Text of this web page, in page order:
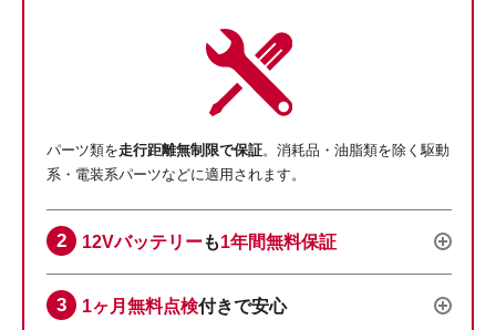
パーツ類を走行距離無制限で保証。消耗品・油脂類を除く駆動
系・電装系パーツなどに適用されます。
12Vバッテリーも1年間無料保証
1ヶ月無料点検付きで安心